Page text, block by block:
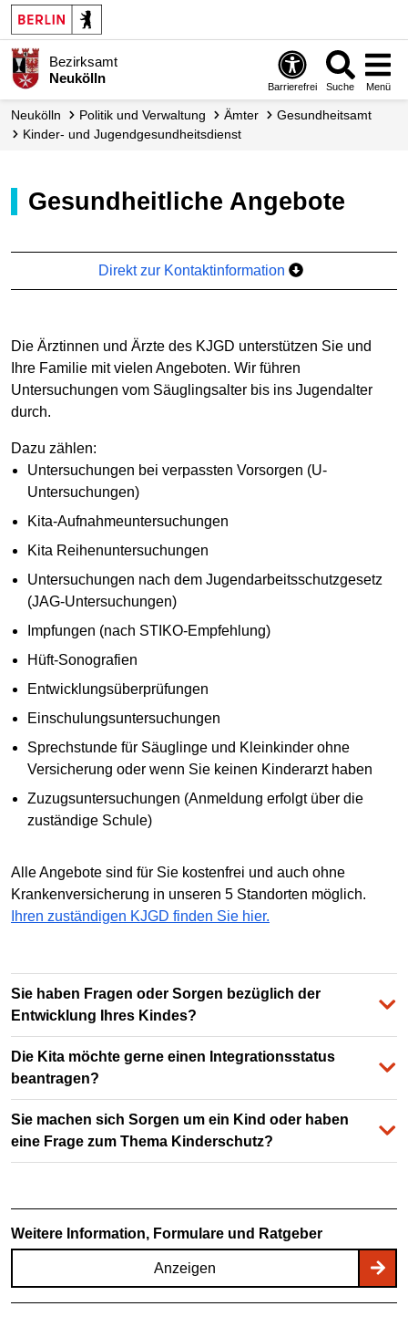
Bezirksamt
Neukölln
Barrierefrei Suche Menü
Neukölln Politik und Verwaltung Ämter
Gesundheitsamt
Kinder- und Jugendgesund­heitsdienst
Gesundheitliche Angebote
Direkt zur Kontaktinformation
Die Ärztinnen und Ärzte des KJGD unterstützen Sie und
Ihre Familie mit vielen Angeboten. Wir führen
Untersuchungen vom Säuglingsalter bis ins Jugendalter
durch.
Dazu zählen:
Untersuchungen bei verpassten Vorsorgen (U-
Untersuchungen)
Kita-Aufnahmeuntersuchungen
Kita Reihenuntersuchungen
Untersuchungen nach dem Jugendarbeitsschutzgesetz
(JAG-Untersuchungen)
Impfungen (nach STIKO-Empfehlung)
Hüft-Sonografien
Entwicklungsüberprüfungen
Einschulungsuntersuchungen
Sprechstunde für Säuglinge und Kleinkinder ohne
Versicherung oder wenn Sie keinen Kinderarzt haben
Zuzugsuntersuchungen (Anmeldung erfolgt über die
zuständige Schule)
Alle Angebote sind für Sie kostenfrei und auch ohne
Krankenversicherung in unseren 5 Standorten möglich.
Ihren zuständigen KJGD finden Sie hier.
Sie haben Fragen oder Sorgen bezüglich der
Entwicklung Ihres Kindes?
Die Kita möchte gerne einen Integrationsstatus
beantragen?
Sie machen sich Sorgen um ein Kind oder haben
eine Frage zum Thema Kinderschutz?
Weitere Information, Formulare und Ratgeber
Anzeigen